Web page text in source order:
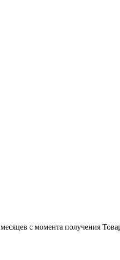
с момента получения